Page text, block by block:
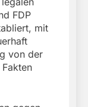
FDP
mit
von der